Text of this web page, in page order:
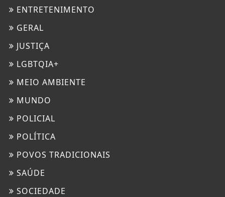
ENTRETENIMENTO
GERAL
JUSTIÇA
LGBTQIA+
MEIO AMBIENTE
MUNDO
POLICIAL
POLÍTICA
POVOS TRADICIONAIS
SAÚDE
SOCIEDADE